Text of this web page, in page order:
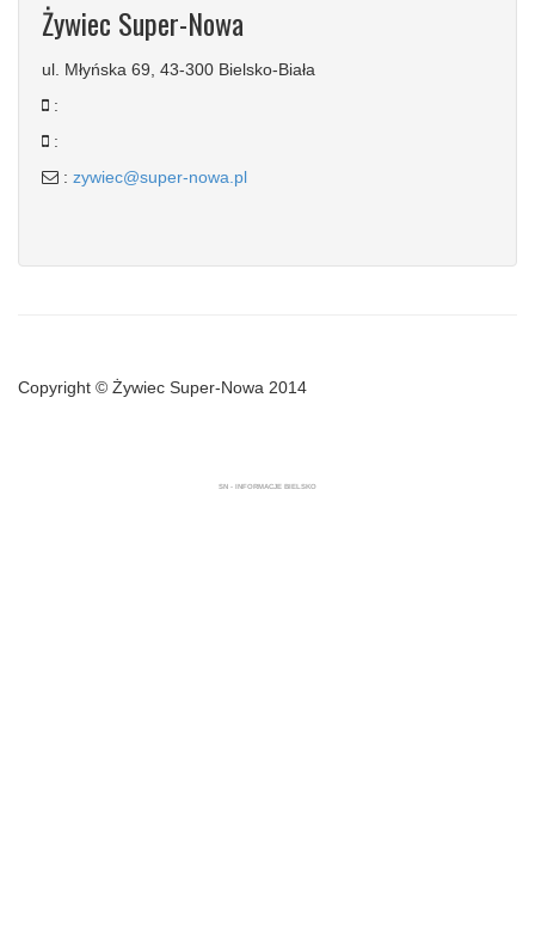
Żywiec Super-Nowa
ul. Młyńska 69, 43-300 Bielsko-Biała
:
:
: zywiec@super-nowa.pl
Copyright © Żywiec Super-Nowa 2014
SN - INFORMACJE BIELSKO